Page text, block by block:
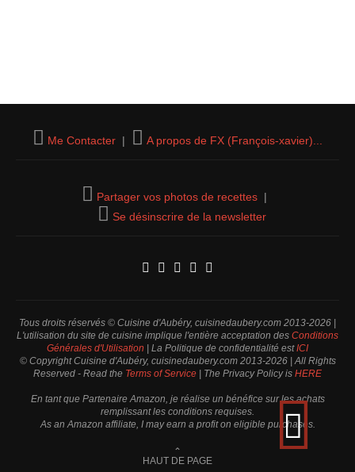
Me Contacter | A propos de FX (François-xavier)...
Partager vos photos de recettes |
Se désinscrire de la newsletter
Tous droits réservés © Cuisine d'Aubéry, cuisinedaubery.com 2013-2026 |
L'utilisation du site de cuisine implique l'entière acceptation des Conditions
Générales d'Utilisation | La Politique de confidentialité estICI
© Copyright Cuisine d'Aubéry, cuisinedaubery.com 2013-2026 | All Rights
Reserved - Read the Terms of Service | The Privacy Policy is HERE
En tant que Partenaire Amazon, je réalise un bénéfice sur les achats
remplissant les conditions requises.
As an Amazon affiliate, I may earn a profit on eligible purchases.
⌃
HAUT DE PAGE